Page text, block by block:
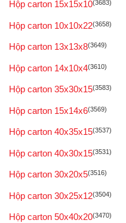
Hộp carton 15x15x10(3683)
Hộp carton 10x10x22(3658)
Hộp carton 13x13x8(3649)
Hộp carton 14x10x4(3610)
Hộp carton 35x30x15(3583)
Hộp carton 15x14x6(3569)
Hộp carton 40x35x15(3537)
Hộp carton 40x30x15(3531)
Hộp carton 30x20x5(3516)
Hộp carton 30x25x12(3504)
Hộp carton 50x40x20(3470)